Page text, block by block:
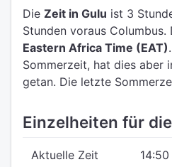
Die Zeit in Gulu ist 3
Stunden voraus Columbus.
Eastern Africa Time (EAT).
Sommerzeit, hat dies aber
getan. Die letzte
Einzelheiten für
Aktuelle Zeit 14:50